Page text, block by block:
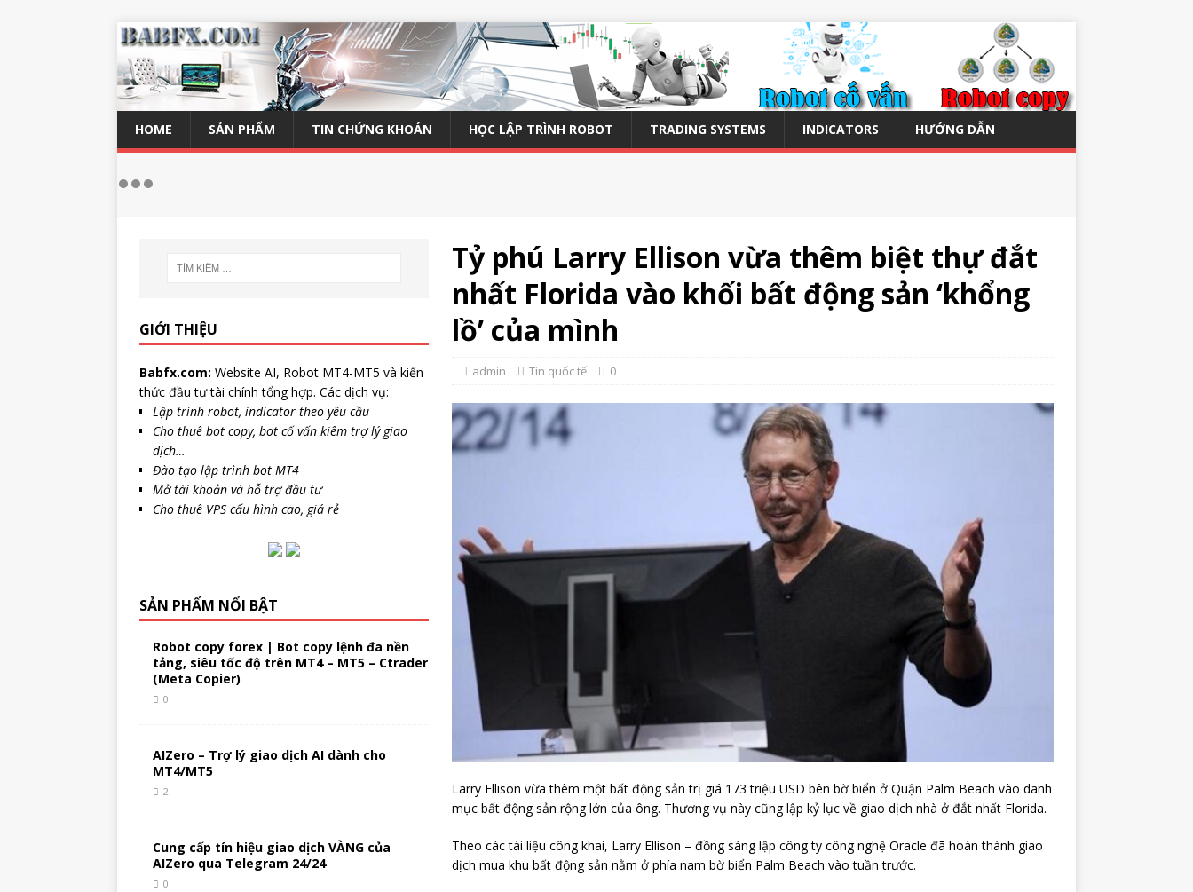
HOME SẢN PHẨM TIN CHỨNG KHOÁN HỌC LẬP TRÌNH ROBOT TRADING SYSTEMS INDICATORS HƯỚNG DẪN
Tỷ phú Larry Ellison vừa thêm biệt thự đắt
nhất Florida vào khối bất động sản ‘khổng
lồ’ của mình
admin Tin quốc tế 0
Larry Ellison vừa thêm một bất động sản trị giá 173 triệu USD bên bờ biển ở Quận Palm Beach vào danh
mục bất động sản rộng lớn của ông. Thương vụ này cũng lập kỷ lục về giao dịch nhà ở đắt nhất Florida.
Theo các tài liệu công khai, Larry Ellison – đồng sáng lập công ty công nghệ Oracle đã hoàn thành giao
dịch mua khu bất động sản nằm ở phía nam bờ biển Palm Beach vào tuần trước.
GIỚI THIỆU
Babfx.com: Website AI, Robot MT4-MT5 và kiến
thức đầu tư tài chính tổng hợp. Các dịch vụ:
Lập trình robot, indicator theo yêu cầu
Cho thuê bot copy, bot cố vấn kiêm trợ lý giao
dịch…
Đào tạo lập trình bot MT4
Mở tài khoản và hỗ trợ đầu tư
Cho thuê VPS cấu hình cao, giá rẻ
SẢN PHẨM NỔI BẬT
Robot copy forex | Bot copy lệnh đa nền
tảng, siêu tốc độ trên MT4 – MT5 – Ctrader
(Meta Copier)
0
AIZero – Trợ lý giao dịch AI dành cho
MT4/MT5
2
Cung cấp tín hiệu giao dịch VÀNG của
AIZero qua Telegram 24/24
0